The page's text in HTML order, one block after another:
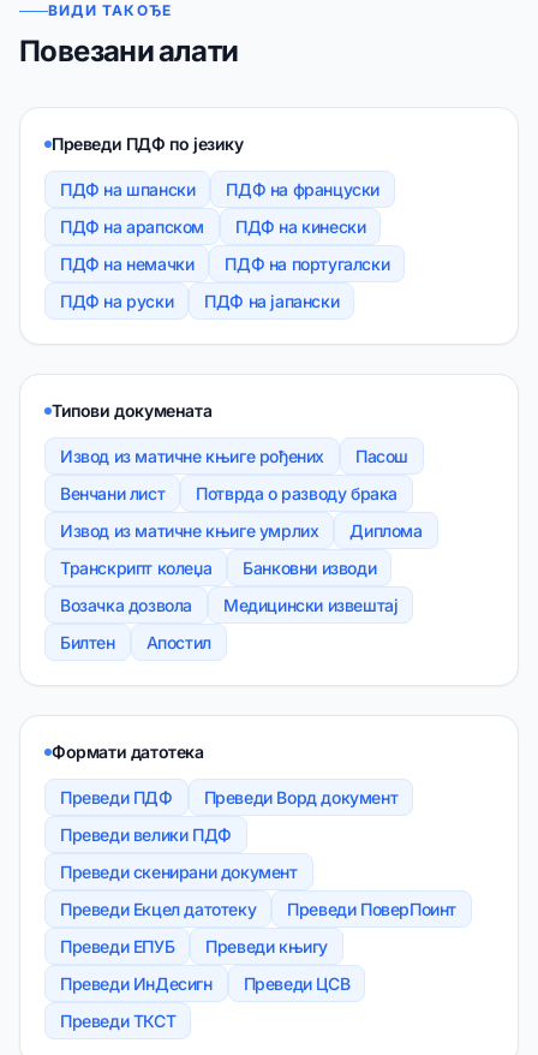
ВИДИ ТАКОЂЕ
Повезани алати
Преведи ПДФ по језику
ПДФ на шпански
ПДФ на француски
ПДФ на арапском
ПДФ на кинески
ПДФ на немачки
ПДФ на португалски
ПДФ на руски
ПДФ на јапански
Типови докумената
Извод из матичне књиге рођених
Пасош
Венчани лист
Потврда о разводу брака
Извод из матичне књиге умрлих
Диплома
Транскрипт колеџа
Банковни изводи
Возачка дозвола
Медицински извештај
Билтен
Апостил
Формати датотека
Преведи ПДФ
Преведи Ворд документ
Преведи велики ПДФ
Преведи скенирани документ
Преведи Екцел датотеку
Преведи ПоверПоинт
Преведи ЕПУБ
Преведи књигу
Преведи ИнДесигн
Преведи ЦСВ
Преведи ТКСТ